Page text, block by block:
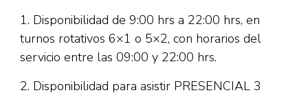
1. Disponibilidad de 9:00 hrs a 22:00 hrs, en
turnos rotativos 6×1 o 5×2, con horarios del
servicio entre las 09:00 y 22:00 hrs.
2. Disponibilidad para asistir PRESENCIAL 3